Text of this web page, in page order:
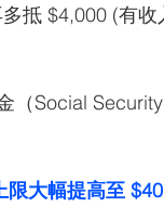
抵 $4,000 (有
（Social
限大幅提高至